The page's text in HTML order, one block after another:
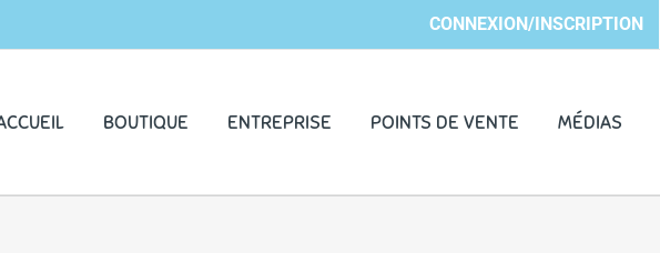
CONNEXION/INSCRIPTION
BOUTIQUE ENTREPRISE POINTS DE VENTE MÉDIAS